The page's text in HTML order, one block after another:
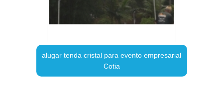
alugar tenda cristal para evento empresarial
Cotia